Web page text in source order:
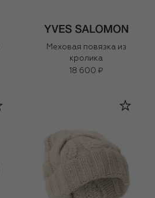
Меховая повязка из
кролика
18 600 ₽